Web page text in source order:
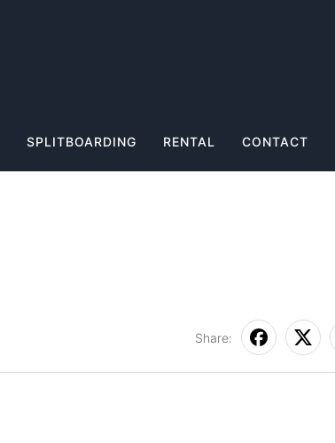
SPLITBOARDING RENTAL CONTACT
Share: